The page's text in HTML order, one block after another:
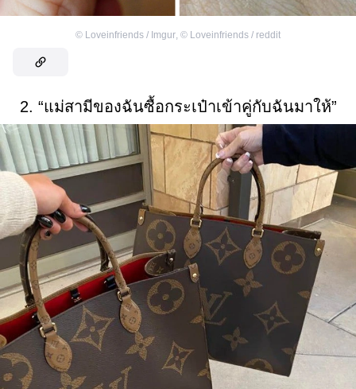
© Loveinfriends / Imgur © Loveinfriends / reddit
2. “แม่สามีของฉันซื้อกระเป๋าเข้าคู่กับฉันมาให้”